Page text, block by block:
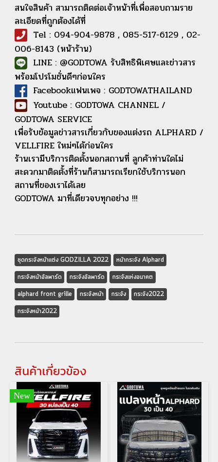
สนใจสินค้า สามารถติดต่อเจ้าหน้าที่เพื่อสอบถามราย
ละเอียดที่ถูกต้องได้ที่
Tel : 094-904-9878 , 085-517-6129 , 02-
006-8143 (หน้าร้าน)
LINE : @GODTOWA รับสิทธิพิเศษและข่าวสาร
พร้อมโปรโมชั่นดีๆก่อนใคร
Facebookแฟนเพจ : GODTOWATHAILAND
Youtube : GODTOWA CHANNEL /
GODTOWA SERVICE
เพื่อรับข้อมูลข่าวสารเกี่ยวกับของแต่งรถ ALPHARD /
VELLFIRE ใหม่ๆได้ก่อนใคร
ร้านเรามีบริการติดตั้งนอกสถานที่ ลูกค้าท่านใดไม่
สะดวกมาติดตั้งที่ร้านก็สามารถเรียกใช้บริการนอก
สถานที่ของเราได้เลย
GODTOWA มาที่เดียวจบทุกอย่าง !!!
ชุดกระจังหน้าแต่ง GODZILLA 2022
หน้ากระจัง Alphard
กระจังหน้าอัลพาร์ด
กระจังอัลพาร์ด
กระจังแห่งอนาคต
alphard front grille
กระจังหน้า กระจัง
กระจัง2022
กระจังหน้า2022
สินค้าเกี่ยวข้อง
New